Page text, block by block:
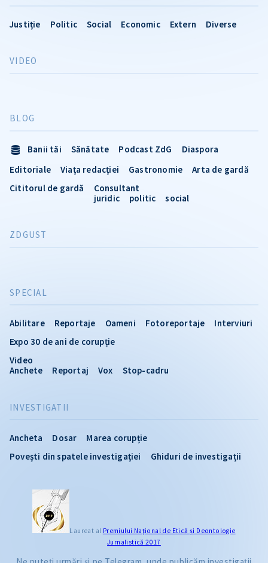
Justiție Politic Social Economic Extern Diverse
INVESTIGATII
Ancheta Dosar
Marea corupție
Povești din spatele investigației
Ghiduri de investigații
VIDEO
SPECIAL
Abilitare Reportaje Oameni Fotoreportaje
Interviuri
Expo 30 de ani de corupție
Video
Anchete
Reportaj Vox Stop-cadru
BLOG
Banii tăi Sănătate Podcast ZdG
Diaspora
Editoriale
Viața redacției Gastronomie
Arta de gardă
Cititorul de gardă
Consultant
juridic
politic social
ZDGUST
Laureat al Premiului Naţional de Etică și Deontologie
Jurnalistică 2017